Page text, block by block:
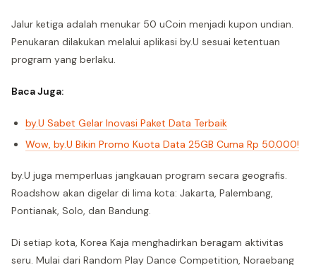
Jalur ketiga adalah menukar 50 uCoin menjadi kupon undian.
Penukaran dilakukan melalui aplikasi by.U sesuai ketentuan
program yang berlaku.
Baca Juga:
by.U Sabet Gelar Inovasi Paket Data Terbaik
Wow, by.U Bikin Promo Kuota Data 25GB Cuma Rp 50.000!
by.U juga memperluas jangkauan program secara geografis.
Roadshow akan digelar di lima kota: Jakarta, Palembang,
Pontianak, Solo, dan Bandung.
Di setiap kota, Korea Kaja menghadirkan beragam aktivitas
seru. Mulai dari Random Play Dance Competition, Noraebang